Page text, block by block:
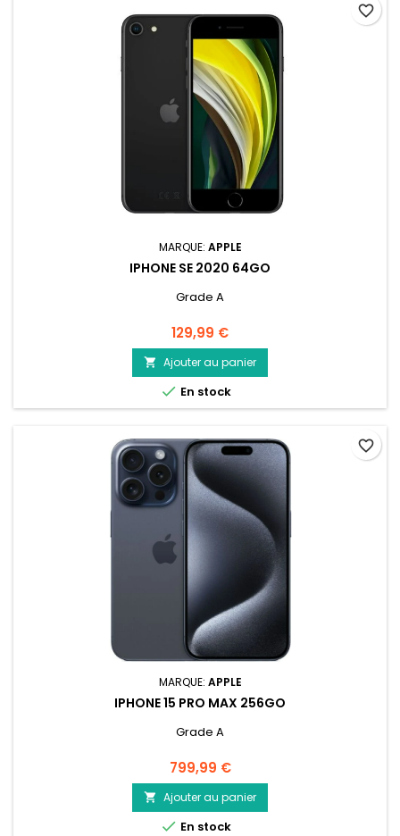
MARQUE: APPLE
IPHONE SE 2020 64GO
Grade A
Prix
129,99 €
 Ajouter au panier
 En stock
favorite_border
MARQUE: APPLE
IPHONE 15 PRO MAX 256GO
Grade A
Prix
799,99 €
 Ajouter au panier
 En stock
favorite_border